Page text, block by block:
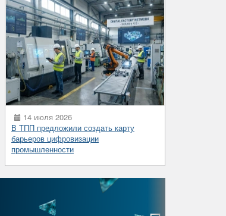
14 июля 2026
В ТПП предложили создать карту
барьеров цифровизации
промышленности